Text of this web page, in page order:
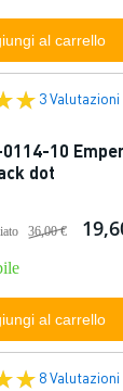
al carrello
3 Valutazioni
0114-10
dot
36,00 €
al carrello
8 Valutazioni